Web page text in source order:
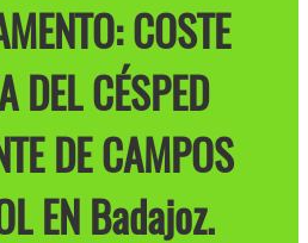
COSTE
DEL CÉSPED
DE CAMPOS
EN Badajoz.